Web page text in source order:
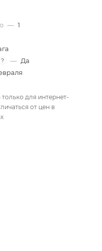
— 1
? — Да
для интернет-
от цен в